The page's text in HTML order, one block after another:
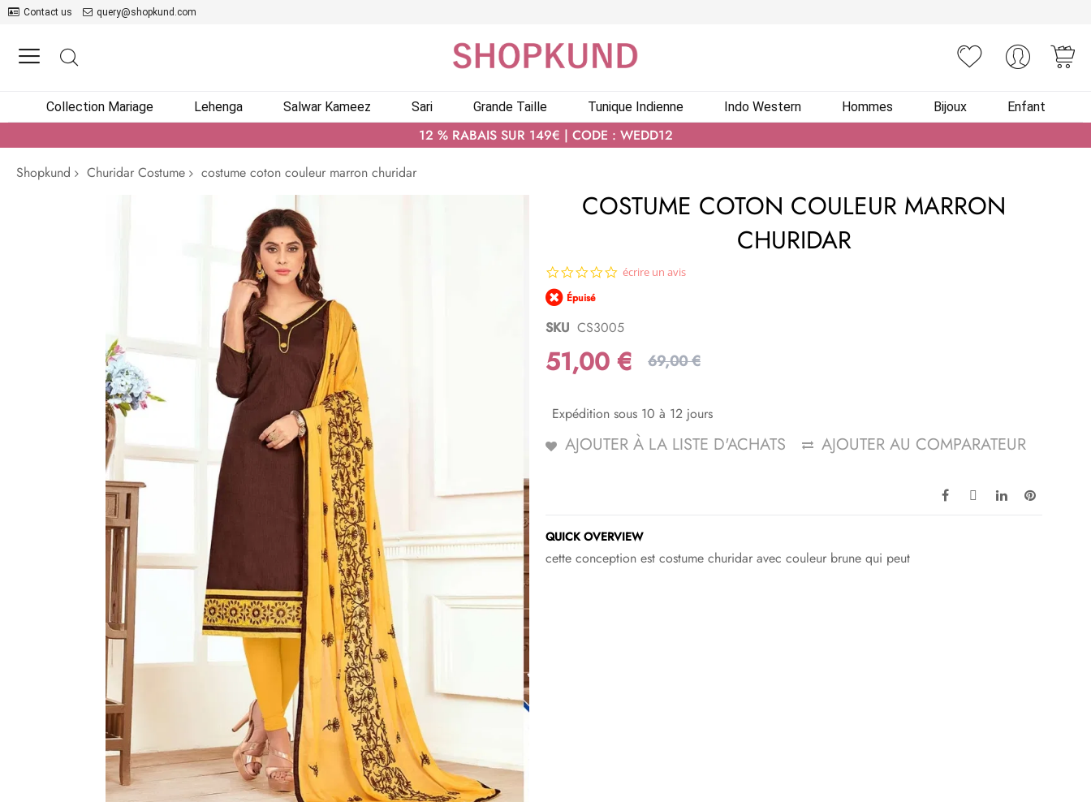
Contact us query@shopkund.com
Collection Mariage Lehenga Salwar Kameez Sari Grande Taille Tunique Indienne Indo Western Hommes Bijoux Enfant
12 % RABAIS SUR 149€ | CODE : WEDD12
Shopkund
Churidar Costume
costume coton couleur marron churidar
COSTUME COTON COULEUR MARRON
CHURIDAR
0.0
écrire un avis
Épuisé
SKU CS3005
51,00 € 69,00 €
Expédition sous 10 à 12 jours
AJOUTER À LA LISTE D'ACHATS AJOUTER AU COMPARATEUR
QUICK OVERVIEW
cette conception est costume churidar avec couleur brune qui peut